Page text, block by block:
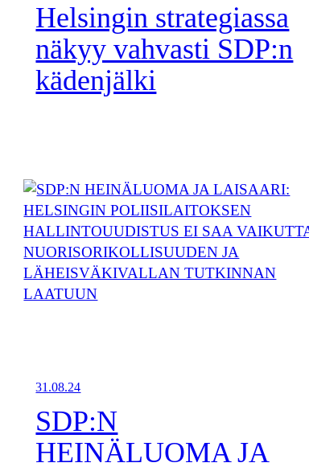
Helsingin strategiassa
näkyy vahvasti SDP:n
kädenjälki
31.08.24
SDP:N
HEINÄLUOMA JA